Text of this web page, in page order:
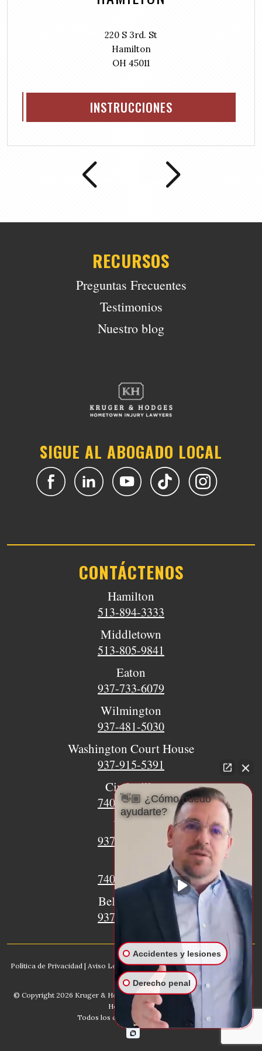
220 S 3rd. St
Hamilton
OH 45011
INSTRUCCIONES
RECURSOS
Preguntas Frecuentes
Testimonios
Nuestro blog
SIGUE AL ABOGADO LOCAL
CONTÁCTENOS
Hamilton
513-894-3333
Middletown
513-805-9841
Eaton
937-733-6079
Wilmington
937-481-5030
Washington Court House
937-915-5391
Circleville
740-620-9018
Urbana
937-770-8932
740-497-4233
Bellefontaine
937-468-5176
Política de Privacidad| Aviso Legal|Mapa del sitio|IA, Conozca nuestro
bufete
© Copyright 2026 Kruger & Hodges Abogados De Lesiones
. Kruger &
Hodges, LLC.
Todos los derechos reservados.
👋🏼 ¿Cómo puedo
ayudarte?
Accidentes y lesiones
Derecho penal